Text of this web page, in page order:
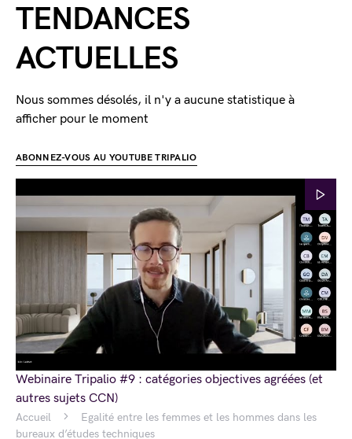
Accueil
Egalité entre les femmes et les hommes dans les
bureaux d’études techniques
TENDANCES
ACTUELLES
Nous sommes désolés, il n'y a aucune statistique à
afficher pour le moment
ABONNEZ-VOUS AU YOUTUBE TRIPALIO
Webinaire Tripalio #9 : catégories objectives agréées (et
autres sujets CCN)